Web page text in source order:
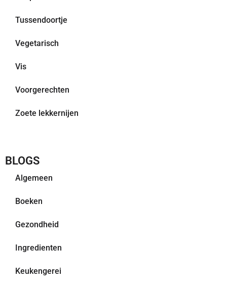
Tussendoortje
Vegetarisch
Vis
Voorgerechten
Zoete lekkernijen
BLOGS
Algemeen
Boeken
Gezondheid
Ingredienten
Keukengerei